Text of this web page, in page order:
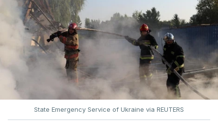
State Emergency Service of Ukraine via REUTERS